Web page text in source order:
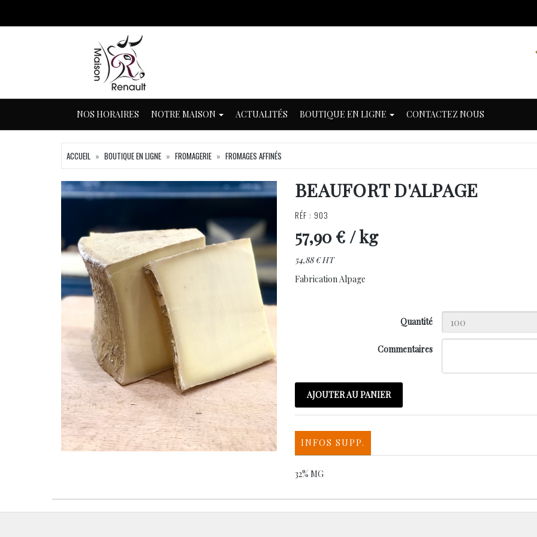
NOS HORAIRES NOTRE MAISON ACTUALITÉS BOUTIQUE EN LIGNE CONTACTEZ NOUS
ACCUEIL BOUTIQUE EN LIGNE FROMAGERIE FROMAGES AFFINÉS
BEAUFORT D'ALPAGE
RÉF : 903
57,90 € / kg
54,88 € HT
Fabrication Alpage
Quantité
Commentaires
AJOUTER AU PANIER
INFOS SUPP.
32% MG